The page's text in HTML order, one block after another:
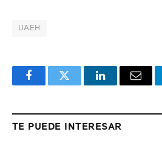
UAEH
FacebookTwitter LinkedInEmail
TE PUEDE INTERESAR